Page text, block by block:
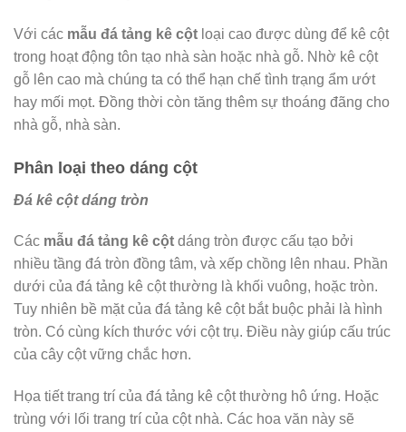
Với các mẫu đá tảng kê cột loại cao được dùng để kê cột
trong hoạt động tôn tạo nhà sàn hoặc nhà gỗ. Nhờ kê cột
gỗ lên cao mà chúng ta có thể hạn chế tình trạng ẩm ướt
hay mối mọt. Đồng thời còn tăng thêm sự thoáng đãng cho
nhà gỗ, nhà sàn.
Phân loại theo dáng cột
Đá kê cột dáng tròn
Các mẫu đá tảng kê cột dáng tròn được cấu tạo bởi
nhiều tầng đá tròn đồng tâm, và xếp chồng lên nhau. Phần
dưới của đá tảng kê cột thường là khối vuông, hoặc tròn.
Tuy nhiên bề mặt của đá tảng kê cột bắt buộc phải là hình
tròn. Có cùng kích thước với cột trụ. Điều này giúp cấu trúc
của cây cột vững chắc hơn.
Họa tiết trang trí của đá tảng kê cột thường hô ứng. Hoặc
trùng với lối trang trí của cột nhà. Các hoa văn này sẽ